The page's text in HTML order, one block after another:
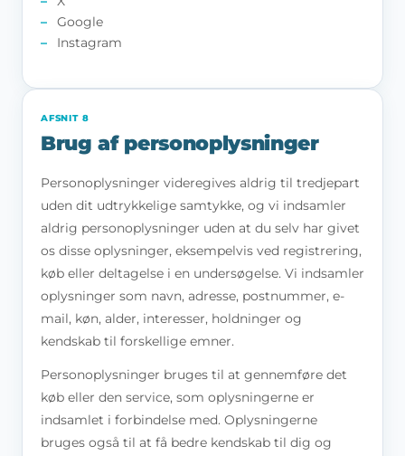
Google
Instagram
AFSNIT 8
Brug af personoplysninger
Personoplysninger videregives aldrig til tredjepart
uden dit udtrykkelige samtykke, og vi indsamler
aldrig personoplysninger uden at du selv har givet
os disse oplysninger, eksempelvis ved registrering,
køb eller deltagelse i en undersøgelse. Vi indsamler
oplysninger som navn, adresse, postnummer, e-
mail, køn, alder, interesser, holdninger og
kendskab til forskellige emner.
Personoplysninger bruges til at gennemføre det
køb eller den service, som oplysningerne er
indsamlet i forbindelse med. Oplysningerne
bruges også til at få bedre kendskab til dig og